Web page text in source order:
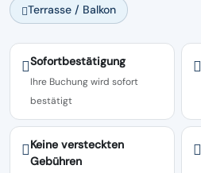
Terrasse / Balkon
Sofortbestätigung
Ihre Buchung wird sofort
bestätigt
Keine versteckten
Gebühren